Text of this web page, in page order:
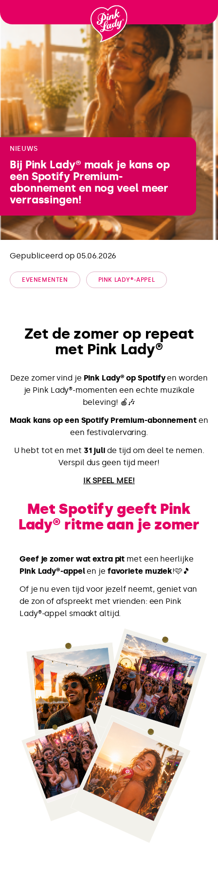
naar
NIEUWS
Bij Pink Lady® maak je kans op
een Spotify Premium-
abonnement en nog veel meer
verrassingen!
Gepubliceerd op 05.06.2026
EVENEMENTEN PINK LADY®-APPEL
Zet de zomer op repeat
met Pink Lady®
Deze zomer vind je Pink Lady® op Spotifyen worden
je Pink Lady®-momenten een echte muzikale
beleving! 🍎🎶
Maak kans op een Spotify Premium-abonnement en
een festivalervaring.
U hebt tot en met 31 juli de tijd om deel te nemen.
Verspil dus geen tijd meer!
IK SPEEL MEE!
Met Spotify geeft Pink
Lady® ritme aan je zomer
Geef je zomer wat extra pit met een heerlijke
Pink Lady®-appelen je favoriete muziek!🩷🎵
Of je nu even tijd voor jezelf neemt, geniet van
de zon of afspreekt met vrienden: een Pink
Lady®-appel smaakt altijd.